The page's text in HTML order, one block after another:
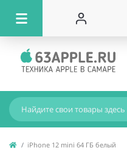
iPhone 12 mini 64 ГБ белый